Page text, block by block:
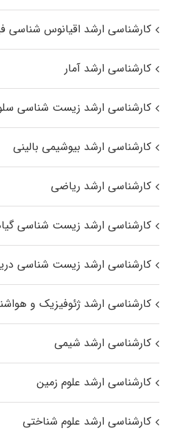
کارشناسی ارشد اقیانوس‌ شناسی
کارشناسی ارشد آمار
کارشناسی ارشد زیست شناسی
کارشناسی ارشد بیوشیمی بالینی
کارشناسی ارشد ریاضی
کارشناسی ارشد زیست‌ شناسی
کارشناسی ارشد زیست‌ شناسی
کارشناسی ارشد ژئوفیزیک و
کارشناسی ارشد شیمی
کارشناسی ارشد علوم زمین
کارشناسی ارشد علوم شناختی